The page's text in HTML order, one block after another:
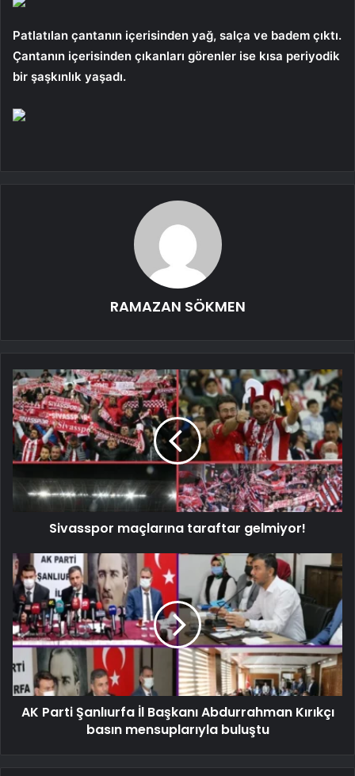
Patlatılan çantanın içerisinden yağ, salça ve badem çıktı.
Çantanın içerisinden çıkanları görenler ise kısa periyodik
bir şaşkınlık yaşadı.
RAMAZAN SÖKMEN
Sivasspor maçlarına taraftar gelmiyor!
AK Parti Şanlıurfa İl Başkanı Abdurrahman Kırıkçı
basın mensuplarıyla buluştu